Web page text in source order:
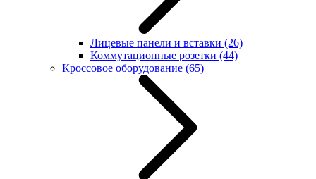
Лицевые панели и вставки (26)
Коммутационные розетки (44)
Кроссовое оборудование (65)